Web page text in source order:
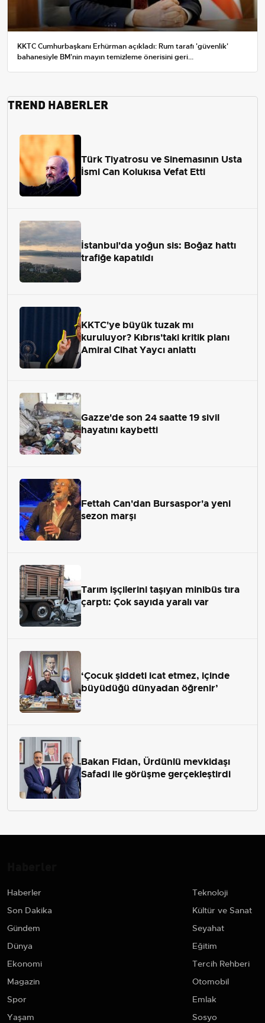
KKTC Cumhurbaşkanı Erhürman açıkladı: Rum tarafı 'güvenlik'
bahanesiyle BM'nin mayın temizleme önerisini geri...
TREND HABERLER
Türk Tiyatrosu ve Sinemasının Usta
İsmi Can Kolukısa Vefat Etti
İstanbul'da yoğun sis: Boğaz hattı
trafiğe kapatıldı
KKTC'ye büyük tuzak mı
kuruluyor? Kıbrıs'taki kritik planı
Amiral Cihat Yaycı anlattı
Gazze'de son 24 saatte 19 sivil
hayatını kaybetti
Fettah Can'dan Bursaspor'a yeni
sezon marşı
Tarım işçilerini taşıyan minibüs tıra
çarptı: Çok sayıda yaralı var
‘Çocuk şiddeti icat etmez, içinde
büyüdüğü dünyadan öğrenir’
Bakan Fidan, Ürdünlü mevkidaşı
Safadi ile görüşme gerçekleştirdi
Haberler
Son Dakika
Gündem
Dünya
Ekonomi
Magazin
Spor
Yaşam
Teknoloji
Kültür ve Sanat
Seyahat
Eğitim
Tercih Rehberi
Otomobil
Emlak
Sosyo